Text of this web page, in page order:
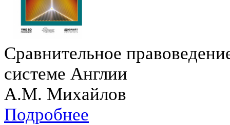
Сравнительное
системе Англии
А.М. Михайлов
Подробнее